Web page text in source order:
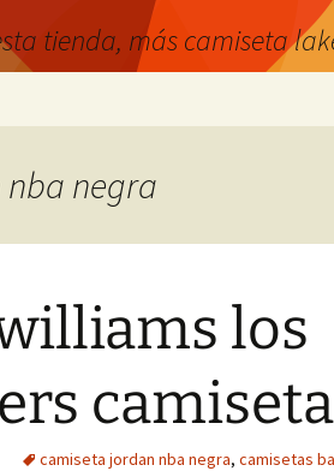
tienda, más camiseta
negra
los
camiseta
camiseta jordan nba negra, camisetas